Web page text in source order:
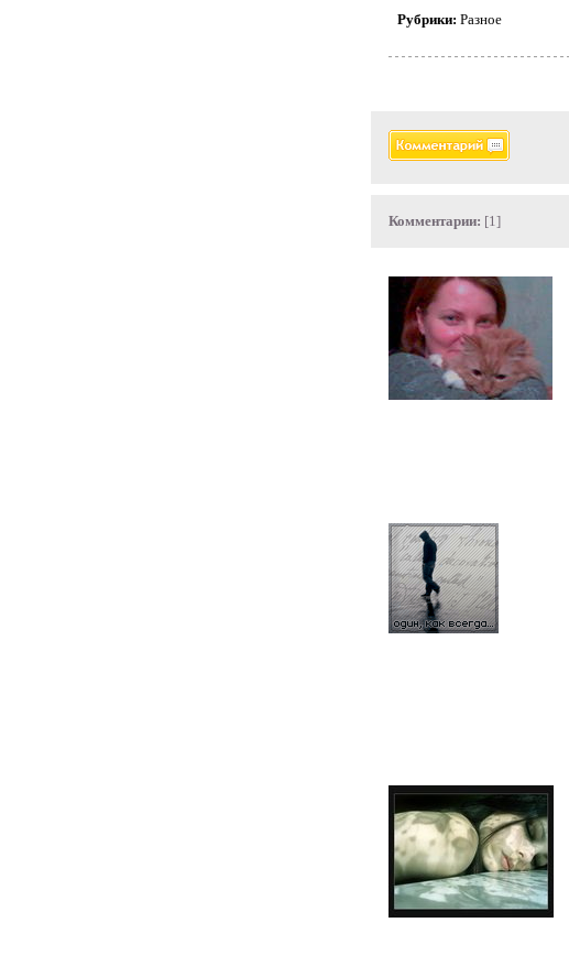
Рубрики: Разное
Комментарии: [1]